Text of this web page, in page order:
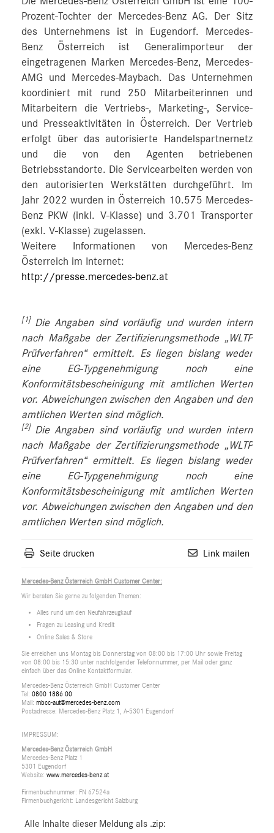
Prozent-Tochter der Mercedes-Benz AG. Der Sitz
des Unternehmens ist in Eugendorf. Mercedes-
Benz Österreich ist Generalimporteur der
eingetragenen Marken Mercedes-Benz, Mercedes-
AMG und Mercedes-Maybach. Das Unternehmen
koordiniert mit rund 250 Mitarbeiterinnen und
Mitarbeitern die Vertriebs-, Marketing-, Service-
und Presseaktivitäten in Österreich. Der Vertrieb
erfolgt über das autorisierte Handelspartnernetz
und die von den Agenten betriebenen
Betriebsstandorte. Die Servicearbeiten werden von
den autorisierten Werkstätten durchgeführt. Im
Jahr 2022 wurden in Österreich 10.575 Mercedes-
Benz PKW (inkl. V-Klasse) und 3.701 Transporter
(exkl. V-Klasse) zugelassen.
Weitere Informationen von Mercedes-Benz
Österreich im Internet:
http://presse.mercedes-benz.at
[1] Die Angaben sind vorläufig und wurden intern
nach Maßgabe der Zertifizierungsmethode „WLTP
Prüfverfahren“ ermittelt. Es liegen bislang weder
eine EG-Typgenehmigung noch eine
Konformitätsbescheinigung mit amtlichen Werten
vor. Abweichungen zwischen den Angaben und den
amtlichen Werten sind möglich.
[2] Die Angaben sind vorläufig und wurden intern
nach Maßgabe der Zertifizierungsmethode „WLTP
Prüfverfahren“ ermittelt. Es liegen bislang weder
eine EG-Typgenehmigung noch eine
Konformitätsbescheinigung mit amtlichen Werten
vor. Abweichungen zwischen den Angaben und den
amtlichen Werten sind möglich.
Seite drucken Link mailen
Mercedes-Benz Österreich GmbH Customer Center:
Wir beraten Sie gerne zu folgenden Themen:
Alles rund um den Neufahrzeugkauf
Fragen zu Leasing und Kredit
Online Sales & Store
Sie erreichen uns Montag bis Donnerstag von 08:00 bis 17:00 Uhr sowie Freitag
von 08:00 bis 15:30 unter nachfolgender Telefonnummer, per Mail oder ganz
einfach über das Online Kontaktformular.
Mercedes-Benz Österreich GmbH Customer Center
Tel: 0800 1886 00
Mail: mbcc-aut@mercedes-benz.com
Postadresse: Mercedes-Benz Platz 1, A-5301 Eugendorf
IMPRESSUM:
Mercedes-Benz Österreich GmbH
Mercedes-Benz Platz 1
5301 Eugendorf
Website: www.mercedes-benz.at
Firmenbuchnummer: FN 67524a
Firmenbuchgericht: Landesgericht Salzburg
Alle Inhalte dieser Meldung als .zip: